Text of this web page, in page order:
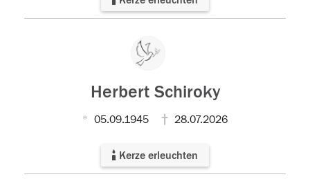
Herbert Schiroky
05.09.1945 28.07.2026
Kerze erleuchten